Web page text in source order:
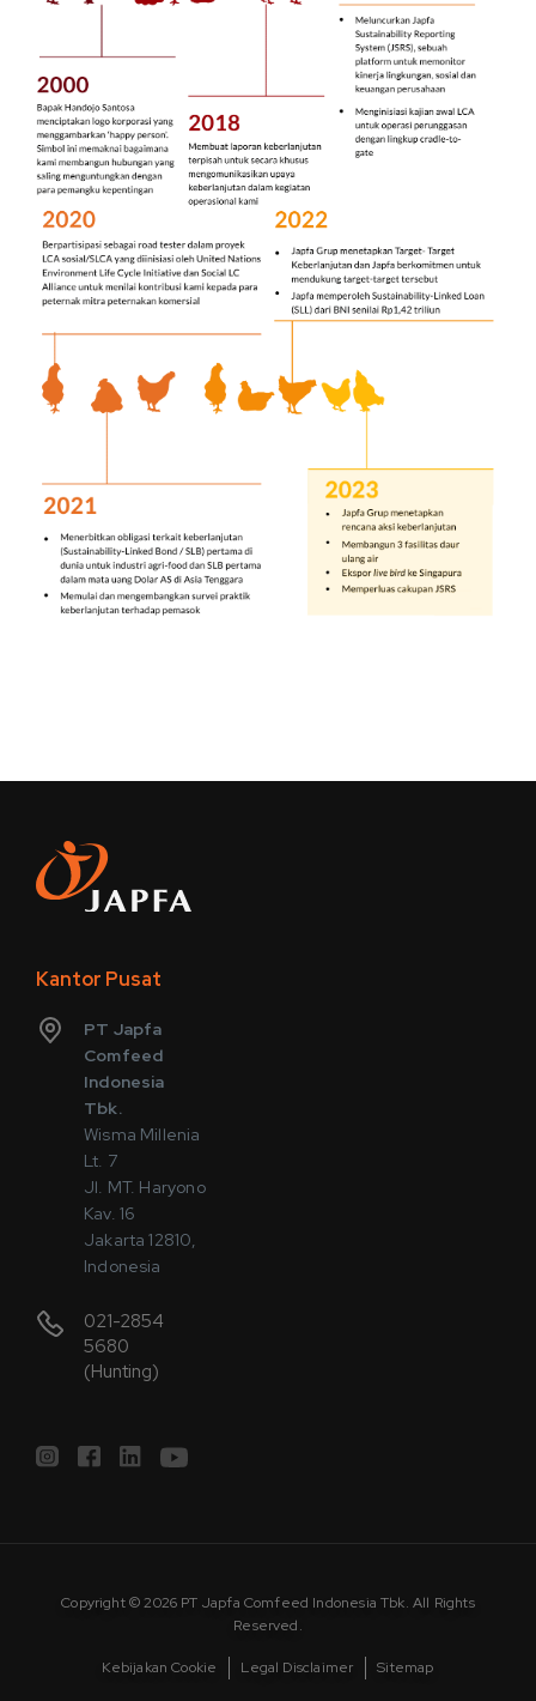
Kantor Pusat
PT Japfa
Comfeed
Indonesia
Tbk.
Wisma Millenia
Lt. 7
Jl. MT. Haryono
Kav. 16
Jakarta 12810,
Indonesia
021-2854
5680
(Hunting)
Copyright © 2026 PT Japfa Comfeed Indonesia Tbk. All Rights
Reserved.
Kebijakan Cookie Legal Disclaimer Sitemap